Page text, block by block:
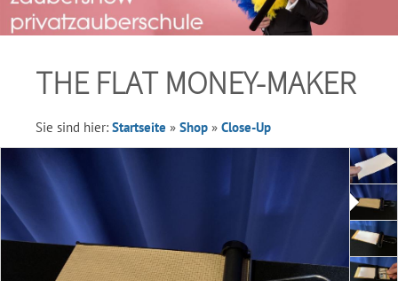
THE FLAT MONEY-MAKER
Sie sind hier: Startseite » Shop » Close-Up